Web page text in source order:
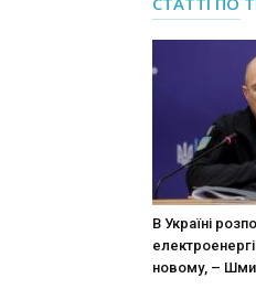
В Україні
новому, –